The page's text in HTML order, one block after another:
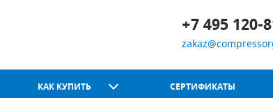
+7 495 120-
КАК КУПИТЬ СЕРТИФИКАТЫ